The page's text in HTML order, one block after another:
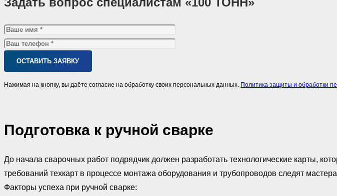
Нажимая на кнопку, вы даёте согласие на обработку своих персональных данных. Политика защиты и обработки
Подготовка к ручной сварке
До начала сварочных работ подрядчик должен разработать технологические карты,
требований техкарт в процессе монтажа оборудования и трубопроводов следят
Факторы успеха при ручной сварке: